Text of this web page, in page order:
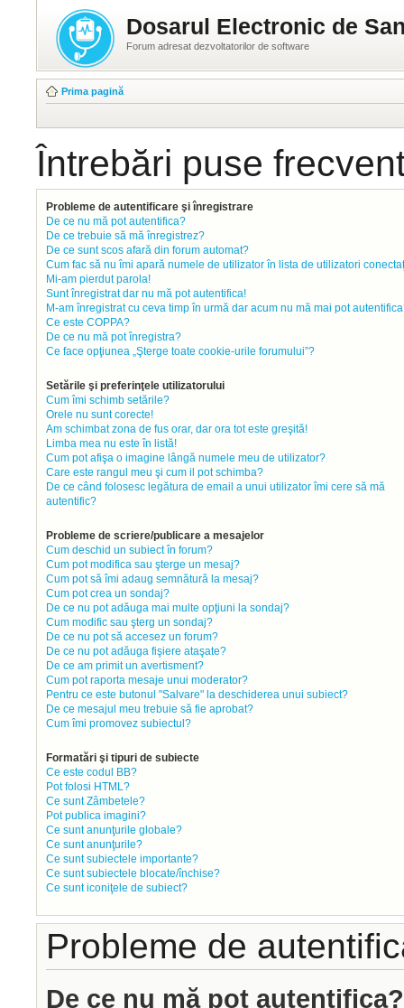
Dosarul Electronic de
Forum adresat dezvoltatorilor de software
Prima pagină
Întrebări puse
Probleme de autentificare şi înregistrare
De ce nu mă pot autentifica?
De ce trebuie să mă înregistrez?
De ce sunt scos afară din forum automat?
Cum fac să nu îmi apară numele de utilizator în lista de utilizatori
Mi-am pierdut parola!
Sunt înregistrat dar nu mă pot autentifica!
M-am înregistrat cu ceva timp în urmă dar acum nu mă mai pot
Ce este COPPA?
De ce nu mă pot înregistra?
Ce face opţiunea „Şterge toate cookie-urile forumului”?
Setările şi preferinţele utilizatorului
Cum îmi schimb setările?
Orele nu sunt corecte!
Am schimbat zona de fus orar, dar ora tot este greşită!
Limba mea nu este în listă!
Cum pot afişa o imagine lângă numele meu de utilizator?
Care este rangul meu şi cum il pot schimba?
De ce când folosesc legătura de email a unui utilizator îmi cere să mă
autentific?
Probleme de scriere/publicare a mesajelor
Cum deschid un subiect în forum?
Cum pot modifica sau şterge un mesaj?
Cum pot să îmi adaug semnătură la mesaj?
Cum pot crea un sondaj?
De ce nu pot adăuga mai multe opţiuni la sondaj?
Cum modific sau şterg un sondaj?
De ce nu pot să accesez un forum?
De ce nu pot adăuga fişiere ataşate?
De ce am primit un avertisment?
Cum pot raporta mesaje unui moderator?
Pentru ce este butonul "Salvare" la deschiderea unui subiect?
De ce mesajul meu trebuie să fie aprobat?
Cum îmi promovez subiectul?
Formatări şi tipuri de subiecte
Ce este codul BB?
Pot folosi HTML?
Ce sunt Zâmbetele?
Pot publica imagini?
Ce sunt anunţurile globale?
Ce sunt anunţurile?
Ce sunt subiectele importante?
Ce sunt subiectele blocate/închise?
Ce sunt iconiţele de subiect?
Probleme de
De ce nu mă pot autentifica?